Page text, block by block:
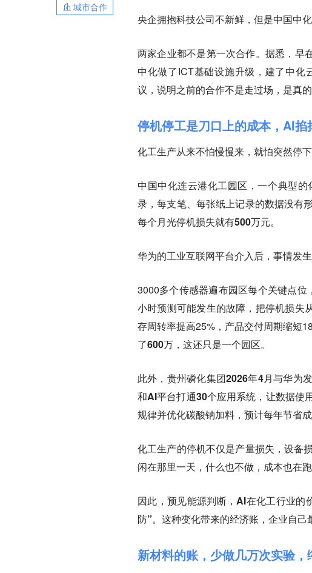
城市合作
央企拥抱科技公司不新鲜，但是中国中
两家企业都不是第一次合作。据悉， 早
中化做了ICT基础设施升级，建了中化
议，说明之前的合作不是走过场，是真
停机停工是刀口上的成本，AI掐
化工生产从来不怕慢慢来，就怕突然停下
中国中化连云港化工园区，一个典型的
录，每支笔、每张纸上记录的数据没有
每个月光停机损失就有500万元。
华为的工业互联网平台介入后，事情发生
3000多个传感器遍布园区每个关键点
小时预测可能发生的故障，把停机损失
存周转率提高25%，产品交付周期缩短18
了600万，这还只是一个园区。
此外，贵州磷化集团2026年4月与华为
和AI平台打通30个应用系统，让数据使
规律并优化碳酸钠加料，预计每年节省成
化工生产的停机不仅是产量损失，设备
闲在那里一天，什么也不做，成本也在跑
因此，预见能源判断，AI在化工行业的
防”。 这种变化带来的经济账，企业自己
新材料的账，少做几万次实验，